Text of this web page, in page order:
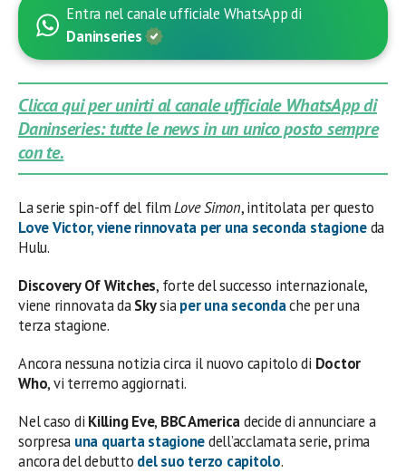
Entra nel canale ufficiale WhatsApp di
Daninseries
Clicca qui per unirti al canale ufficiale WhatsApp di
Daninseries: tutte le news in un unico posto sempre
con te.
La serie spin-off del filmLove Simon, intitolata per questo
Love Victor, viene rinnovata per una seconda stagioneda
Hulu.
Discovery Of Witches, forte del successo internazionale,
viene rinnovata daSkysiaper una secondache per una
terza stagione.
Ancora nessuna notizia circa il nuovo capitolo di Doctor
Who, vi terremo aggiornati.
Nel caso di Killing Eve, BBC Americadecide di annunciare a
sorpresa una quarta stagionedell’acclamata serie, prima
ancora del debutto del suo terzo capitolo.